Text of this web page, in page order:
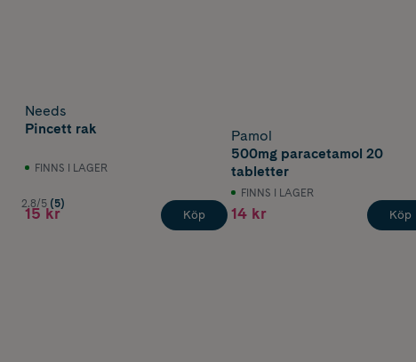
Needs
Pincett rak
FINNS I LAGER
2.8/5 (5)
15 kr Köp
Pamol
500mg paracetamol 20
tabletter
FINNS I LAGER
14 kr Köp